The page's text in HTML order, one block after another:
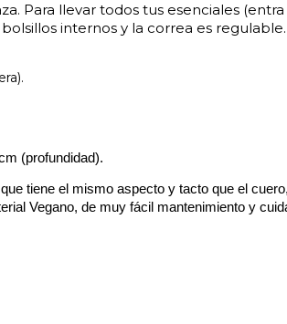
Para llevar todos tus esenciales
internos y la correa es regulable.
(profundidad).
tiene el mismo aspecto y tacto que el
Vegano, de muy fácil mantenimiento y